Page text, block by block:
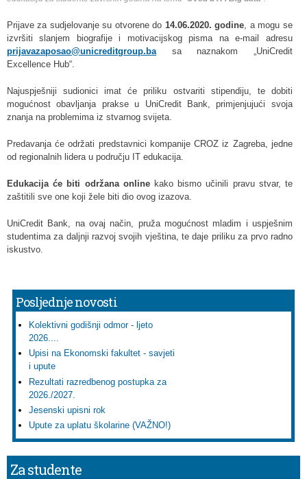
Prijave za sudjelovanje su otvorene do 14.06.2020. godine, a mogu se
izvršiti slanjem biografije i motivacijskog pisma na e-mail adresu
prijavazaposao@unicreditgroup.basa naznakom „UniCredit
Excellence Hub“.
Najuspješniji sudionici imat će priliku ostvariti stipendiju, te dobiti
mogućnost obavljanja prakse u UniCredit Bank, primjenjujući svoja
znanja na problemima iz stvarnog svijeta.
Predavanja će održati predstavnici kompanije CROZ iz Zagreba, jedne
od regionalnih lidera u području IT edukacija.
Edukacija će biti održana onlinekako bismo učinili pravu stvar, te
zaštitili sve one koji žele biti dio ovog izazova.
UniCredit Bank, na ovaj način, pruža mogućnost mladim i uspješnim
studentima za daljnji razvoj svojih vještina, te daje priliku za prvo radno
iskustvo.
Posljednje novosti
Kolektivni godišnji odmor - ljeto
2026....
Upisi na Ekonomski fakultet - savjeti
i upute
Rezultati razredbenog postupka za
2026./2027.
Jesenski upisni rok
Upute za uplatu školarine (VAŽNO!)
Za studente